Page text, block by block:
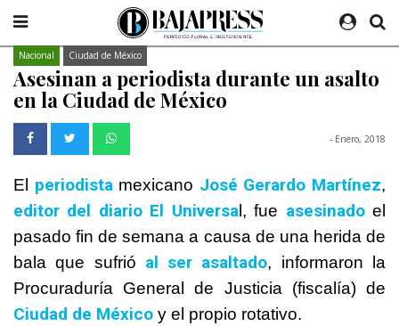
Nacional Ciudad de México
Asesinan a periodista durante un asalto
en la Ciudad de México
- Enero, 2018
El periodista mexicano José Gerardo Martínez,
editor del diario El Universal, fue asesinadoel
pasado fin de semana a causa de una herida de
bala que sufrió al ser asaltado, informaron la
Procuraduría General de Justicia (fiscalía) de
Ciudad de México y el propio rotativo.